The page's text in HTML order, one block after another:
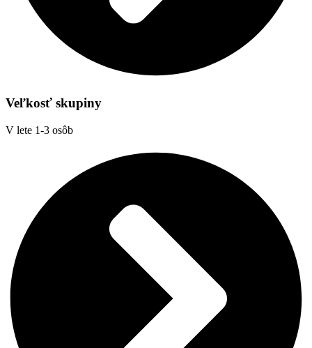
Veľkosť skupiny
V lete 1-3 osôb